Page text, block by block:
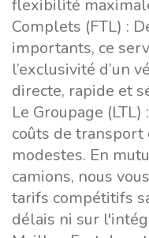
flexibilité
Complets (FTL) :
importants, ce
l’exclusivité d’un
directe, rapide et
Le Groupage
coûts de
modestes. En
camions, nous
tarifs compétitifs
délais ni sur